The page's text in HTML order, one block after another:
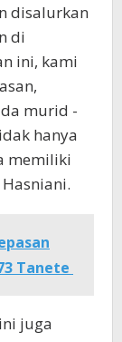
disalurkan
di
ini, kami
murid -
hanya
memiliki
Tanete
juga